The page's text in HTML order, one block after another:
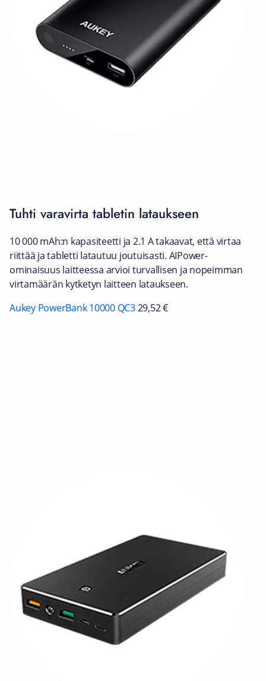
Tuhti varavirta tabletin lataukseen
10 000 mAh:n kapasiteetti ja 2.1 A takaavat, että virtaa
riittää ja tabletti latautuu joutuisasti. AIPower-
ominaisuus laitteessa arvioi turvallisen ja nopeimman
virtamäärän kytketyn laitteen lataukseen.
Aukey PowerBank 10000 QC329,52 €